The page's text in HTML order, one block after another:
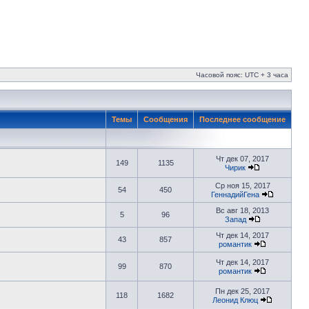
Часовой пояс: UTC + 3 часа
Темы Сообщения Последнее сообщение
149 1135
Чт дек 07, 2017
Чирик
54 450
Ср ноя 15, 2017
ГеннадийГена
5 96
Вс авг 18, 2013
Запад
43 857
Чт дек 14, 2017
романтик
99 870
Чт дек 14, 2017
романтик
118 1682
Пн дек 25, 2017
Леонид Клюц